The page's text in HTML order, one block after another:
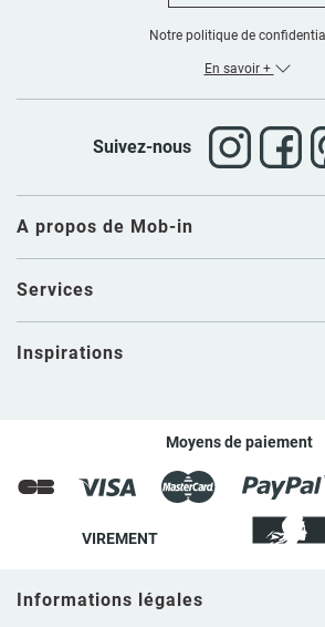
A propos de Mob-in
Services
Inspirations
Notre politique de
En savoir +
Suivez-nous
Moyens de paiement
VIREMENT
Informations légales